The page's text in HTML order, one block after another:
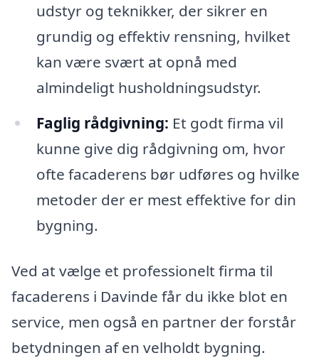
udstyr og teknikker, der sikrer en
grundig og effektiv rensning, hvilket
kan være svært at opnå med
almindeligt husholdningsudstyr.
Faglig rådgivning: Et godt firma vil
kunne give dig rådgivning om, hvor
ofte facaderens bør udføres og hvilke
metoder der er mest effektive for din
bygning.
Ved at vælge et professionelt firma til
facaderens i Davinde får du ikke blot en
service, men også en partner der forstår
betydningen af en velholdt bygning.